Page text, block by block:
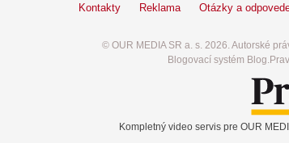
Kontakty Reklama Otázky a
© OUR MEDIA SR a. s. 2026. Autorské
Blogovací systém
Kompletný video servis pre OUR